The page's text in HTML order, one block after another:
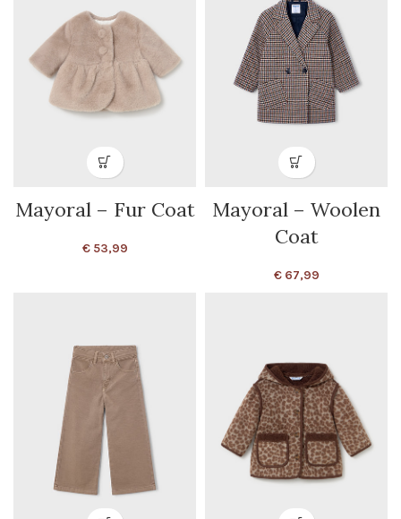
Mayoral – Fur Coat
€53,99
Mayoral – Woolen
Coat
€67,99